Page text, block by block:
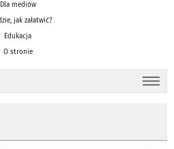
Dla mediów
jak załatwić?
Edukacja
O stronie